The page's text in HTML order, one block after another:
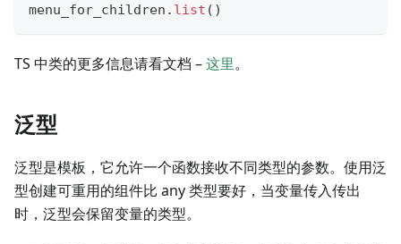
menu_for_children . list ( )
TS 中类的更多信息请看文档 –这里。
泛型
泛型是模板，它允许一个函数接收不同类型的参数。使用泛
型创建可重用的组件比 any 类型要好，当变量传入传出
时，泛型会保留变量的类型。